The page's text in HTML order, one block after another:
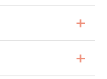
vertébrale